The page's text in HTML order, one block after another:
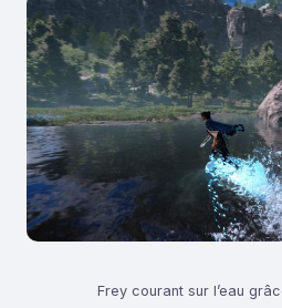
Frey courant sur l’eau